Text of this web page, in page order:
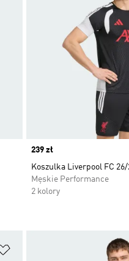
Price
239 zł
Koszulka Liverpool FC
Męskie Performance
2 kolory